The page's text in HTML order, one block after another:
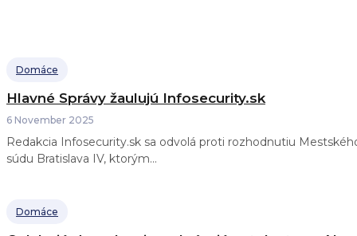
Domáce
Hlavné Správy žaulujú Infosecurity.sk
6 November 2025
Redakcia Infosecurity.sk sa odvolá proti rozhodnutiu
súdu Bratislava IV, ktorým...
Domáce